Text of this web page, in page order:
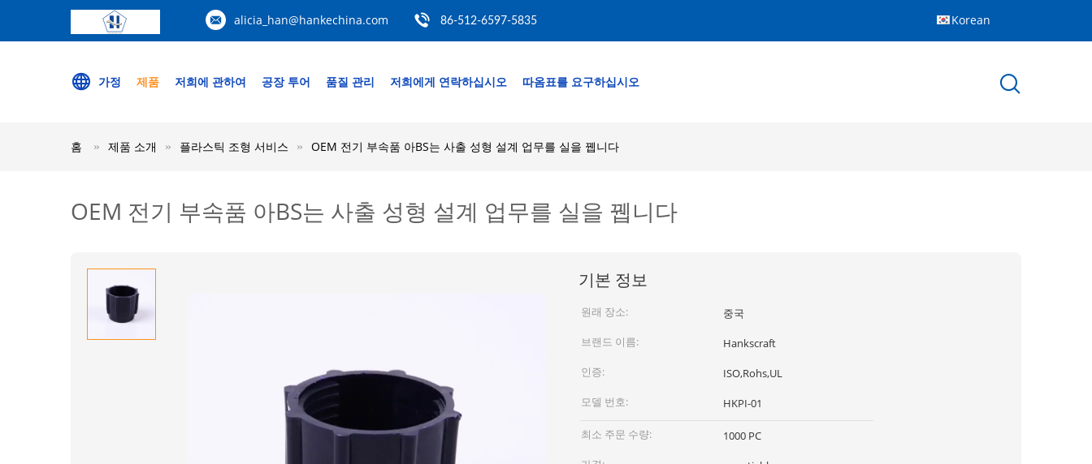
alicia_han@hankechina.com 86-512-6597-5835 Korean
가정 제품 저희에 관하여 공장 투어 품질 관리 저희에게 연락하십시오 따옴표를 요구하십시오
홈 제품 소개 플라스틱 조형 서비스 OEM 전기 부속품 아BS는 사출 성형 설계 업무를 실을 뀁니다
OEM 전기 부속품 아BS는 사출 성형 설계 업무를 실을 뀁니다
기본 정보
원래 장소:
중국
브랜드 이름:
Hankscraft
인증:
ISO,Rohs,UL
모델 번호:
HKPI-01
최소 주문 수량:
1000 PC